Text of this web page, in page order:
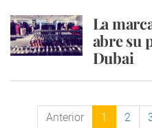
La
abre su
Dubai
Anterior 1 2